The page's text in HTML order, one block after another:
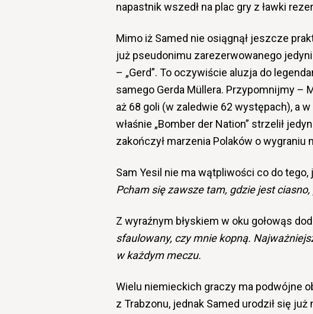
napastnik wszedł na plac gry z ławki
Mimo iż Samed nie osiągnął jeszcze
już pseudonimu zarezerwowanego
– „Gerd”. To oczywiście aluzja do
samego Gerda Müllera. Przypomnijmy –
aż 68 goli (w zaledwie 62 występach), a
właśnie „Bomber der Nation” strzelił
zakończył marzenia Polaków o wygraniu
Sam Yesil nie ma wątpliwości co do
Pcham się zawsze tam, gdzie jest
Z wyraźnym błyskiem w oku gołowąs
sfaulowany, czy mnie kopną.
w każdym meczu.
Wielu niemieckich graczy ma podwójne
z Trabzonu, jednak Samed urodził się